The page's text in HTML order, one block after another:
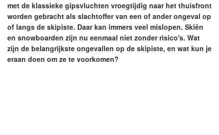
met de klassieke gipsvluchten vroegtijdig naar het thuisfront
worden gebracht als slachtoffer van een of ander ongeval op
of langs de skipiste. Daar kan immers veel mislopen. Skiën
en snowboarden zijn nu eenmaal niet zonder risico's. Wat
zijn de belangrijkste ongevallen op de skipiste, en wat kun je
eraan doen om ze te voorkomen?